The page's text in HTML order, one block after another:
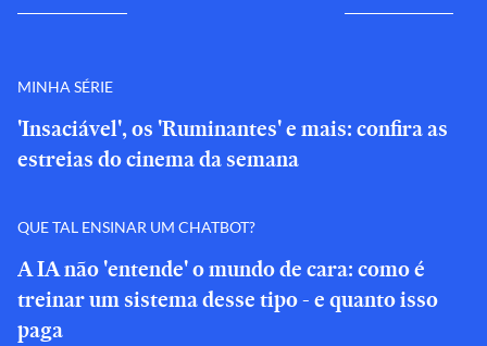
MINHA SÉRIE
'Insaciável', os 'Ruminantes' e mais: confira as
estreias do cinema da semana
QUE TAL ENSINAR UM CHATBOT?
A IA não 'entende' o mundo de cara: como é
treinar um sistema desse tipo - e quanto isso
paga